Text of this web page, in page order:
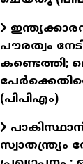
പൗരത്വം
കണ്ടെത്തി;
(പിപിഎം)
സ്വാതന്ത്ര്യം